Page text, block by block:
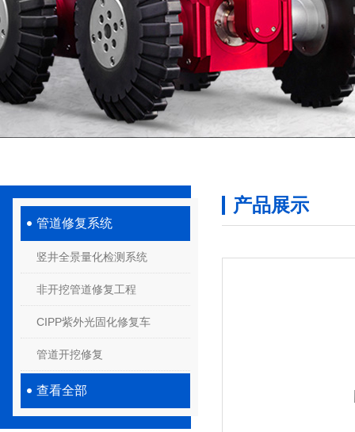
管道修复系统
竖井全景量化检测系统
非开挖管道修复工程
CIPP紫外光固化修复车
管道开挖修复
查看全部
产品展示